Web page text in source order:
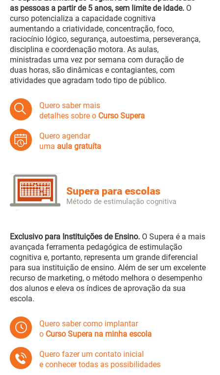
as pessoas a partir de 5 anos, sem limite de idade. O
curso potencializa a capacidade cognitiva
aumentando a criatividade, concentração, foco,
raciocínio lógico, segurança, autoestima, perseverança,
disciplina e coordenação motora. As aulas,
ministradas uma vez por semana com duração de
duas horas, são dinâmicas e contagiantes, com
atividades que agradam todo tipo de público.
Quero saber mais
detalhes sobre o Curso Supera
Quero agendar
uma aula gratuíta
Supera para escolas
Método de estimulação cognitiva
Exclusivo para Instituições de Ensino. O Supera é a mais
avançada ferramenta pedagógica de estimulação
cognitiva e, portanto, representa um grande diferencial
para sua instituição de ensino. Além de ser um excelente
recurso de marketing, o método melhora o desempenho
dos alunos e eleva os índices de aprovação da sua
escola.
Quero saber como implantar
o Curso Supera na minha escola
Quero fazer um contato inicial
e conhecer todas as possibilidades